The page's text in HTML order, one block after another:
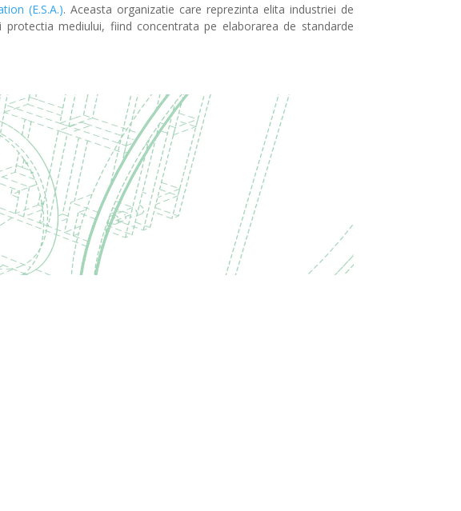
(E.S.A.). Aceasta organizatie care reprezinta elita industriei de
mediului, fiind concentrata pe elaborarea de standarde